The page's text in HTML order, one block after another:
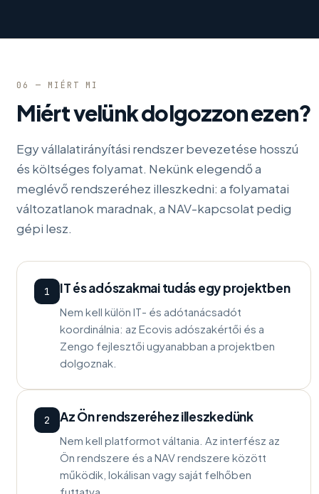
06 — MIÉRT MI
Miért velünk dolgozzon ezen?
Egy vállalatirányítási rendszer bevezetése hosszú
és költséges folyamat. Nekünk elegendő a
meglévő rendszeréhez illeszkedni: a folyamatai
változatlanok maradnak, a NAV-kapcsolat pedig
gépi lesz.
1 IT és adószakmai tudás egy projektben
Nem kell külön IT- és adótanácsadót
koordinálnia: az Ecovis adószakértői és a
Zengo fejlesztői ugyanabban a projektben
dolgoznak.
2 Az Ön rendszeréhez illeszkedünk
Nem kell platformot váltania. Az interfész az
Ön rendszere és a NAV rendszere között
működik, lokálisan vagy saját felhőben